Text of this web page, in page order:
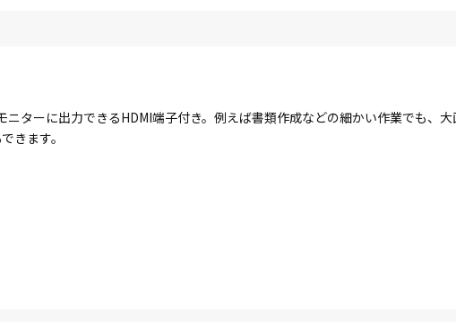
ニターに出力できるHDMI端子付き。例えば書類作成などの細かい作業でも、
きます。